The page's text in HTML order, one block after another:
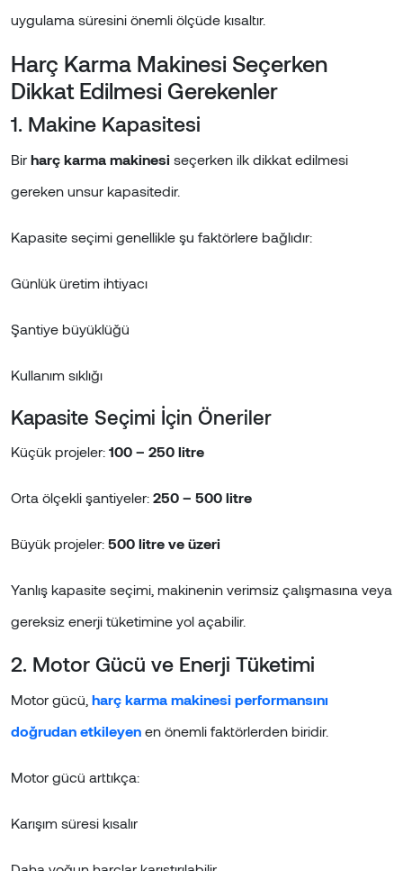
uygulama süresini önemli ölçüde kısaltır.
Harç Karma Makinesi Seçerken
Dikkat Edilmesi Gerekenler
1. Makine Kapasitesi
Bir harç karma makinesi seçerken ilk dikkat edilmesi
gereken unsur kapasitedir.
Kapasite seçimi genellikle şu faktörlere bağlıdır:
Günlük üretim ihtiyacı
Şantiye büyüklüğü
Kullanım sıklığı
Kapasite Seçimi İçin Öneriler
Küçük projeler: 100 – 250 litre
Orta ölçekli şantiyeler: 250 – 500 litre
Büyük projeler: 500 litre ve üzeri
Yanlış kapasite seçimi, makinenin verimsiz çalışmasına veya
gereksiz enerji tüketimine yol açabilir.
2. Motor Gücü ve Enerji Tüketimi
Motor gücü, harç karma makinesi performansını
doğrudan etkileyen en önemli faktörlerden biridir.
Motor gücü arttıkça:
Karışım süresi kısalır